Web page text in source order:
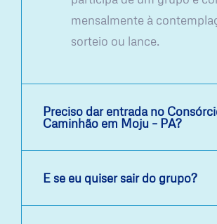
mensalmente à
sorteio ou lance.
Preciso dar entrada no
Caminhão em Moju – PA?
E se eu quiser sair do grupo?